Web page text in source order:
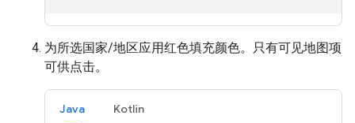
为所选国家/地区应用红色填充颜色。只有可见地图项
可供点击。
Java Kotlin